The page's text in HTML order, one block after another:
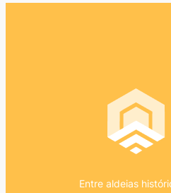
Entre aldeias